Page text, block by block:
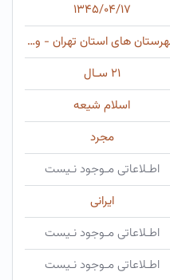
۱۳۴۵/۰۴/۱۷
شهرستان های استان تهران - ورامین - ورامین
۲۱ سـال
اسلام شیعه
مجرد
اطـلاعاتی مـوجود نـیست
ایرانی
اطـلاعاتی مـوجود نـیست
اطـلاعاتی مـوجود نـیست